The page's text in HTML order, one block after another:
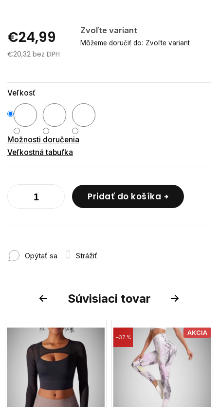
€24,99 Zvoľte variant
Môžeme doručiť do: Zvoľte variant
€20,32 bez DPH
Veľkosť
Možnosti doručenia
Veľkostná tabuľka
Pridať do košíka
Opýtať sa Strážiť
Súvisiaci tovar
Previous
AKCIA
–37 %
Next